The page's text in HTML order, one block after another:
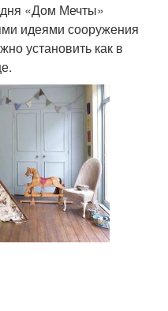
«Дом Мечты»
идеями сооружения
установить как в